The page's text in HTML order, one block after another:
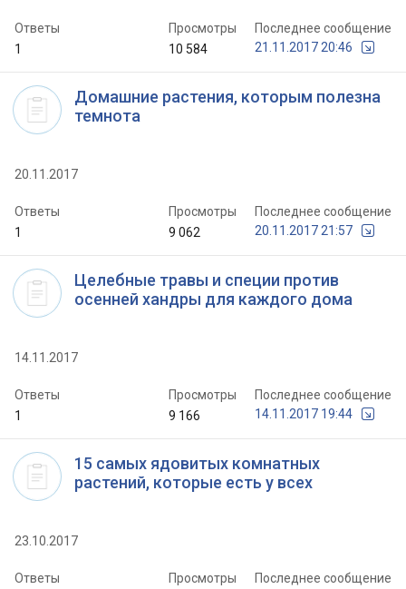
Ответы
1
Просмотры
10 584
Последнее сообщение
21.11.2017 20:46
Домашние растения, которым полезна
темнота
20.11.2017
Ответы
1
Просмотры
9 062
Последнее сообщение
20.11.2017 21:57
Целебные травы и специи против
осенней хандры для каждого дома
14.11.2017
Ответы
1
Просмотры
9 166
Последнее сообщение
14.11.2017 19:44
15 самых ядовитых комнатных
растений, которые есть у всех
23.10.2017
Ответы
Просмотры
Последнее сообщение